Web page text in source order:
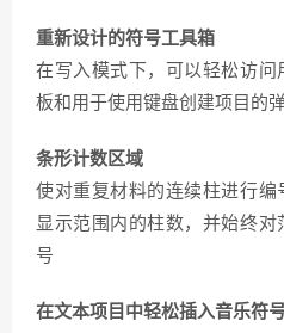
重新设计的符号工具箱
在写入模式下，可以轻松访问
板和用于使用键盘创建项目的
条形计数区域
使对重复材料的连续柱进行
显示范围内的柱数，并始终
号
在文本项目中轻松插入音乐符